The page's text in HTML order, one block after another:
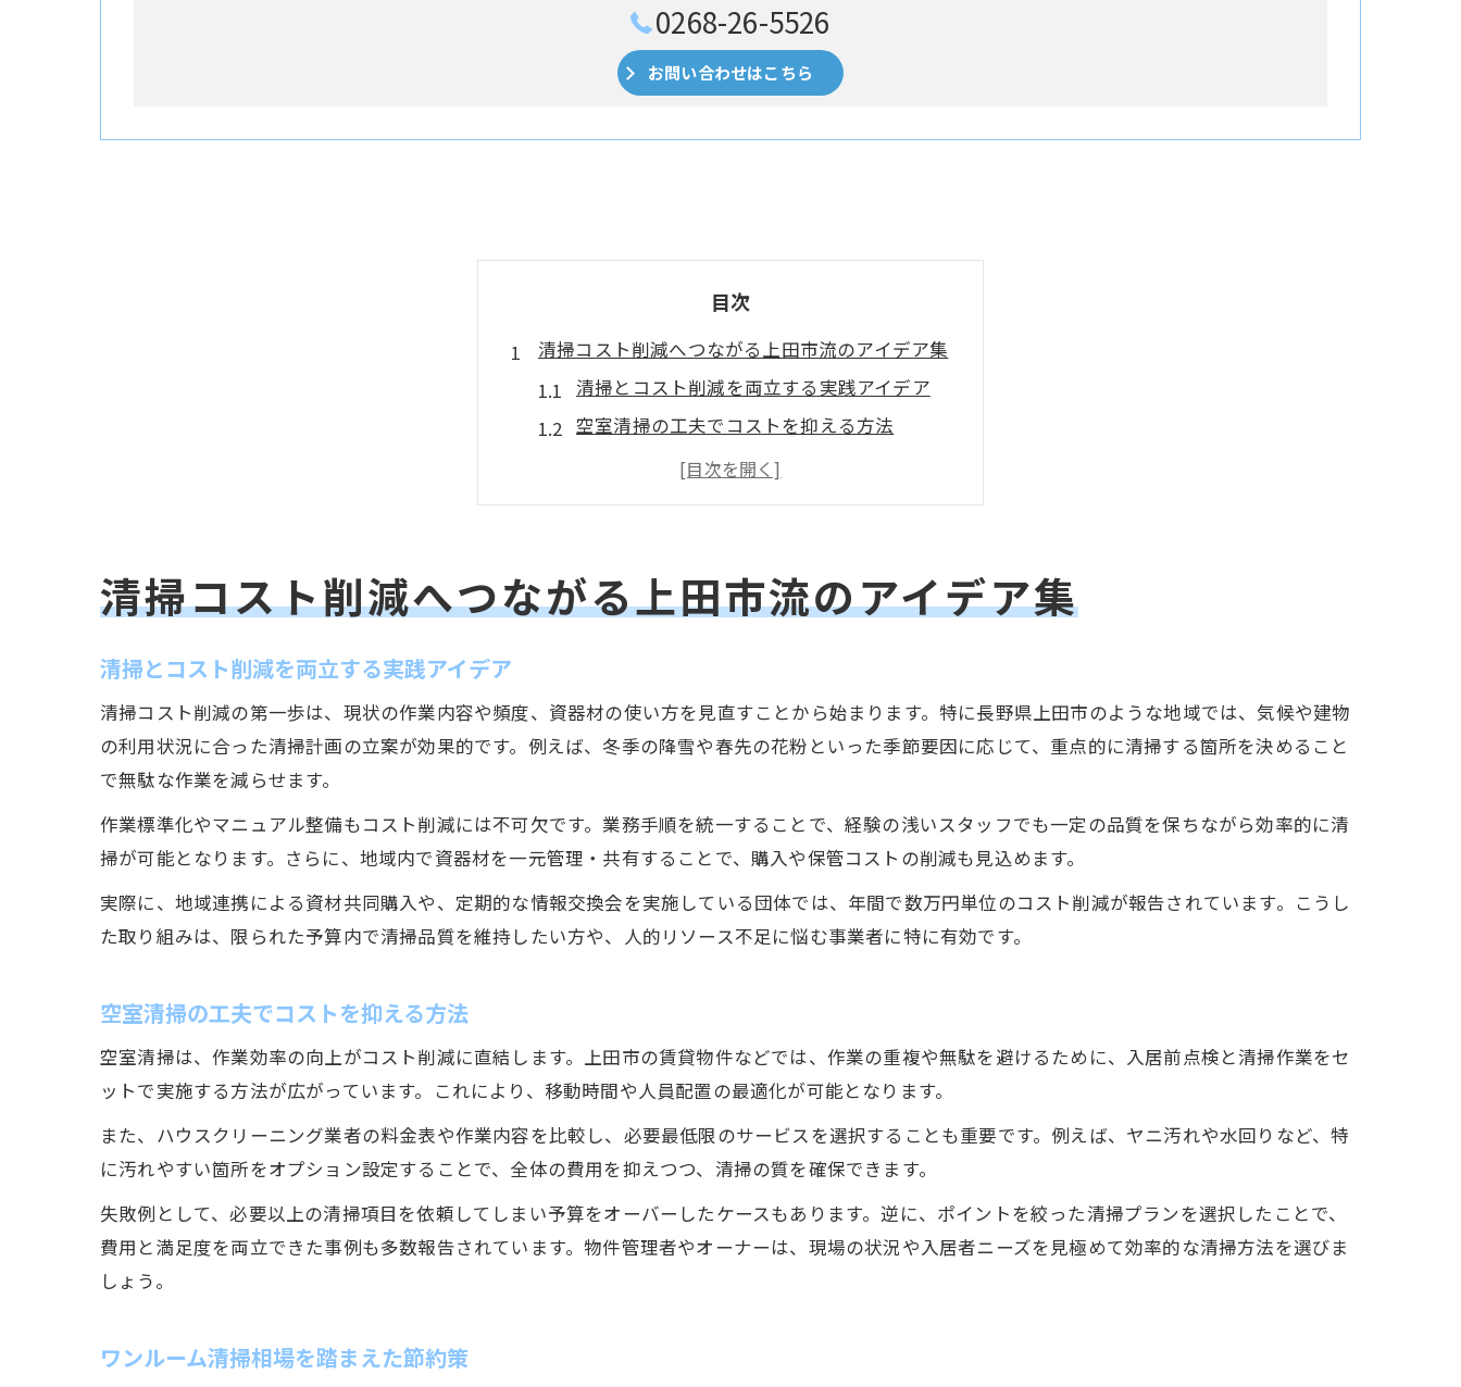
0268-26-5526
お問い合わせはこちら
目次
清掃コスト削減へつながる上田市流のアイデア集
清掃とコスト削減を両立する実践アイデア
空室清掃の工夫でコストを抑える方法
ワンルーム清掃相場を踏まえた節約策
エアコン清掃を通じた全体コスト削減術
地域連携が活きる清掃体制の見直し術
清掃体制を地域連携で効率化するコツ
清掃用具の共有がもたらすコスト削減効果
清掃手順の標準化で作業効率を最大化
換気口清掃も手順次第でコスト削減可能
清掃資材の一元管理でコスト削減を徹底
用途別に最適な清掃用品を見極めるポイント
余剰在庫を地域でシェアして効率化
清掃機材選びで費用と手間を同時に削減
組織で取り組む清掃費用の抑え方教えます
清掃コスト削減へつながる上田市流のアイデア集
清掃とコスト削減を両立する実践アイデア
清掃コスト削減の第一歩は、現状の作業内容や頻度、資器材の使い方を見直すことから始まります。特に長野県上田市のような地域では、気候や建物
の利用状況に合った清掃計画の立案が効果的です。例えば、冬季の降雪や春先の花粉といった季節要因に応じて、重点的に清掃する箇所を決めること
で無駄な作業を減らせます。
作業標準化やマニュアル整備もコスト削減には不可欠です。業務手順を統一することで、経験の浅いスタッフでも一定の品質を保ちながら効率的に清
掃が可能となります。さらに、地域内で資器材を一元管理・共有することで、購入や保管コストの削減も見込めます。
実際に、地域連携による資材共同購入や、定期的な情報交換会を実施している団体では、年間で数万円単位のコスト削減が報告されています。こうし
た取り組みは、限られた予算内で清掃品質を維持したい方や、人的リソース不足に悩む事業者に特に有効です。
空室清掃の工夫でコストを抑える方法
空室清掃は、作業効率の向上がコスト削減に直結します。上田市の賃貸物件などでは、作業の重複や無駄を避けるために、入居前点検と清掃作業をセ
ットで実施する方法が広がっています。これにより、移動時間や人員配置の最適化が可能となります。
また、ハウスクリーニング業者の料金表や作業内容を比較し、必要最低限のサービスを選択することも重要です。例えば、ヤニ汚れや水回りなど、特
に汚れやすい箇所をオプション設定することで、全体の費用を抑えつつ、清掃の質を確保できます。
失敗例として、必要以上の清掃項目を依頼してしまい予算をオーバーしたケースもあります。逆に、ポイントを絞った清掃プランを選択したことで、
費用と満足度を両立できた事例も多数報告されています。物件管理者やオーナーは、現場の状況や入居者ニーズを見極めて効率的な清掃方法を選びま
しょう。
ワンルーム清掃相場を踏まえた節約策